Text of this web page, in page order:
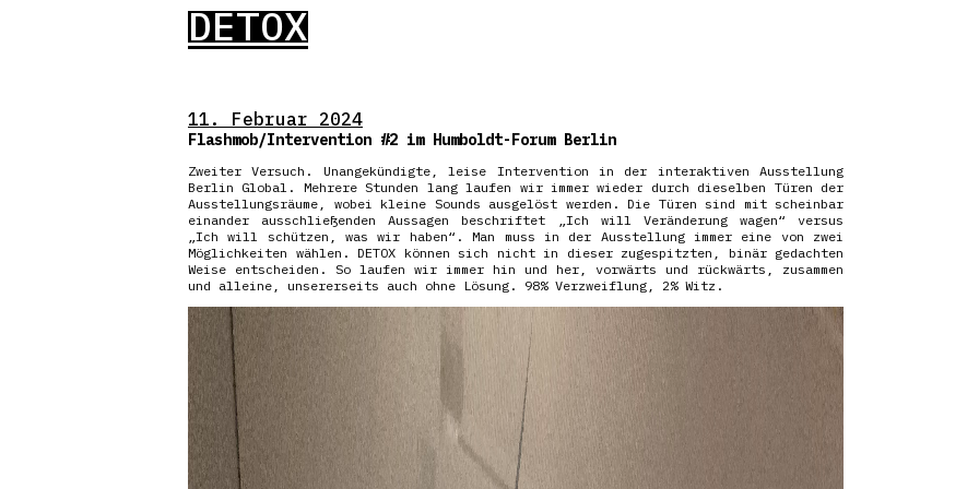
DETOX
11. Februar 2024
Flashmob/Intervention #2 im Humboldt-Forum Berlin
Zweiter Versuch. Unangekündigte, leise Intervention in der interaktiven Ausstellung
Berlin Global. Mehrere Stunden lang laufen wir immer wieder durch dieselben Türen der
Ausstellungsräume, wobei kleine Sounds ausgelöst werden. Die Türen sind mit scheinbar
einander ausschließenden Aussagen beschriftet „Ich will Veränderung wagen“ versus
„Ich will schützen, was wir haben“. Man muss in der Ausstellung immer eine von zwei
Möglichkeiten wählen. DETOX können sich nicht in dieser zugespitzten, binär gedachten
Weise entscheiden. So laufen wir immer hin und her, vorwärts und rückwärts, zusammen
und alleine, unsererseits auch ohne Lösung. 98% Verzweiflung, 2% Witz.